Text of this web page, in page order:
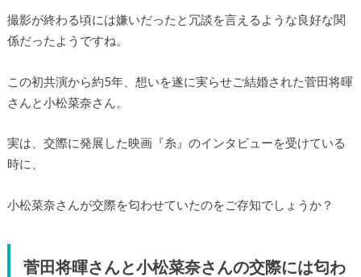
撮影が終わる頃には嫌いだったと冗談を言えるような良好な関
係だったようですね。
この初共演から約5年、想いを遂に実らせご結婚された菅田将暉
さんと小松菜奈さん。
実は、交際に発展した映画『糸』のインタビューを受けている
時に、
小松菜奈さんが交際を匂わせていたのをご存知でしょうか？
菅田将暉さんと小松菜奈さんの交際には匂わ